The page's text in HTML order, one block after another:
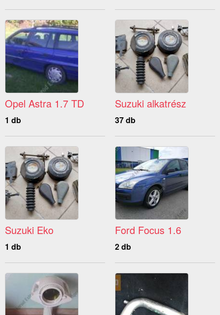
Opel Astra 1.7 TD
1 db
Suzuki alkatrész
37 db
Suzuki Eko
1 db
Ford Focus 1.6
2 db